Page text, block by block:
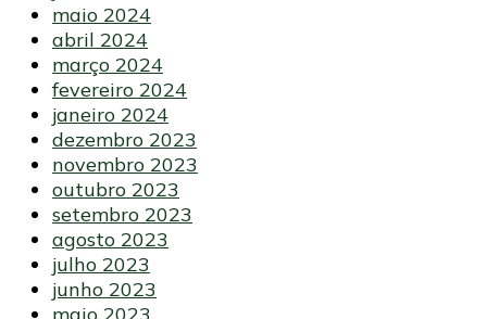
maio 2024
abril 2024
março 2024
fevereiro 2024
janeiro 2024
dezembro 2023
novembro 2023
outubro 2023
setembro 2023
agosto 2023
julho 2023
junho 2023
maio 2023